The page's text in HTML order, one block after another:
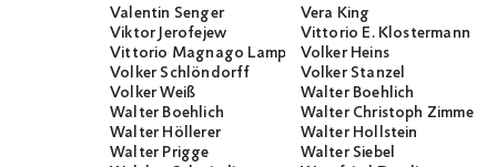
Valentin Senger
Vera King
Viktor Jerofejew
Vittorio E. Klostermann
Vittorio Magnago LampugnaniVolker Heins
Volker Schlöndorff
Volker Stanzel
Volker Weiß
Walter Boehlich
Walter Boehlich
Walter Christoph Zimmerli
Walter Höllerer
Walter Hollstein
Walter Prigge
Walter Siebel